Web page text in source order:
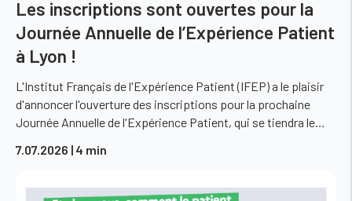
Les inscriptions sont ouvertes pour la
Journée Annuelle de l’Expérience Patient
à Lyon !
L'Institut Français de l'Expérience Patient (IFEP) a le plaisir
d'annoncer l'ouverture des inscriptions pour la prochaine
Journée Annuelle de l'Expérience Patient, qui se tiendra le…
7.07.2026 | 4 min